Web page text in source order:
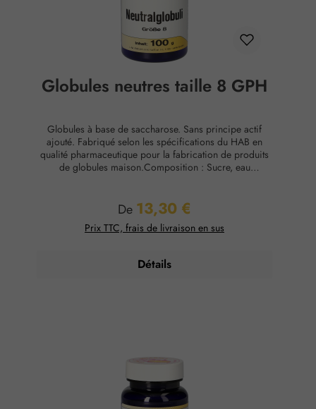
Globules neutres taille 8 GPH
Globules à base de saccharose. Sans principe actif
ajouté. Fabriqué selon les spécifications du HAB en
qualité pharmaceutique pour la fabrication de produits
de globules maison.Composition : Sucre, eau
Prix régulier :
De 13,30 €
Prix TTC, frais de livraison en sus
Détails